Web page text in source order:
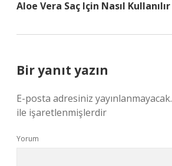
Aloe Vera Saç Için Nasıl Kullanılır
Bir yanıt yazın
E-posta adresiniz yayınlanmayacak.
ile işaretlenmişlerdir
Yorum